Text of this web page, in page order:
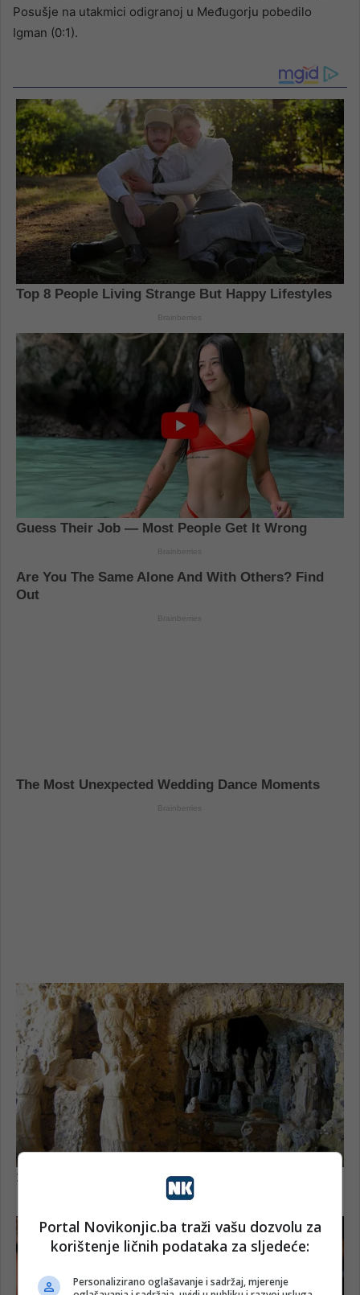
Posušje na utakmici odigranoj u Međugorju pobedilo
Igman (0:1).
Portal Novikonjic.ba traži vašu dozvolu za
korištenje ličnih podataka za sljedeće:
Personalizirano oglašavanje i sadržaj, mjerenje